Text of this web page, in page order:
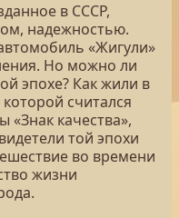
в СССР,
надежностью.
«Жигули»
Но можно ли
эпохе? Как жили в
считался
качества»,
той эпохи
во времени
жизни